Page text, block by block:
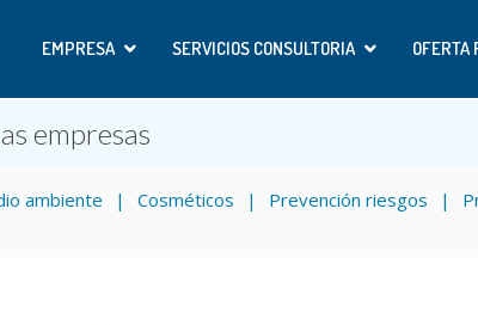
EMPRESA SERVICIOS CONSULTORIA OFERTA
empresas
ambiente Cosméticos Prevención riesgos